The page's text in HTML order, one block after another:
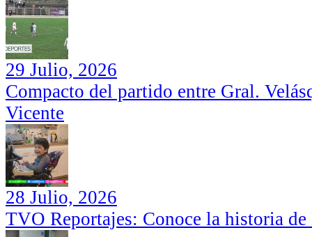
29 Julio, 2026
Compacto del partido entre Gral.
Vicente
28 Julio, 2026
TVO Reportajes: Conoce la historia